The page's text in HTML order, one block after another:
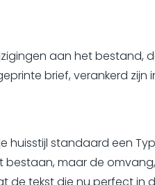
aan het bestand,
brief, verankerd zijn
huisstijl standaard een
bestaan, maar de
de tekst die nu perfect in